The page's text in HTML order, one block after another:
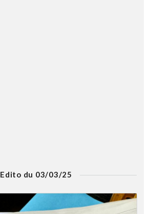
Edito du 03/03/25